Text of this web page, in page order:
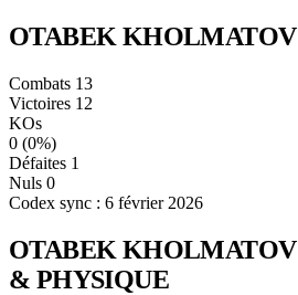
OTABEK KHOLMATOV
Combats 13
Victoires 12
KOs
0 (0%)
Défaites 1
Nuls 0
Codex sync : 6 février 2026
OTABEK KHOLMATOV
& PHYSIQUE